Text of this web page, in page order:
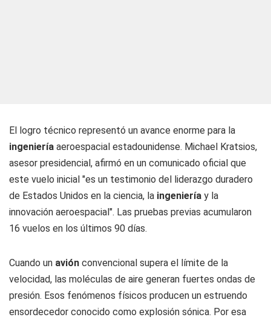
El logro técnico representó un avance enorme para la
ingeniería aeroespacial estadounidense. Michael Kratsios,
asesor presidencial, afirmó en un comunicado oficial que
este vuelo inicial "es un testimonio del liderazgo duradero
de Estados Unidos en la ciencia, la ingeniería y la
innovación aeroespacial". Las pruebas previas acumularon
16 vuelos en los últimos 90 días.
Cuando un avión convencional supera el límite de la
velocidad, las moléculas de aire generan fuertes ondas de
presión. Esos fenómenos físicos producen un estruendo
ensordecedor conocido como explosión sónica. Por esa